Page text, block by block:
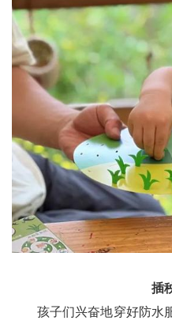
插
孩子们兴奋地穿好防水